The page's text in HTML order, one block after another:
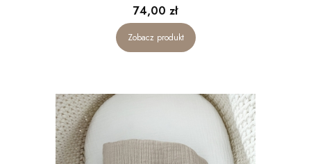
Cena
74,00 zł
Zobacz produkt